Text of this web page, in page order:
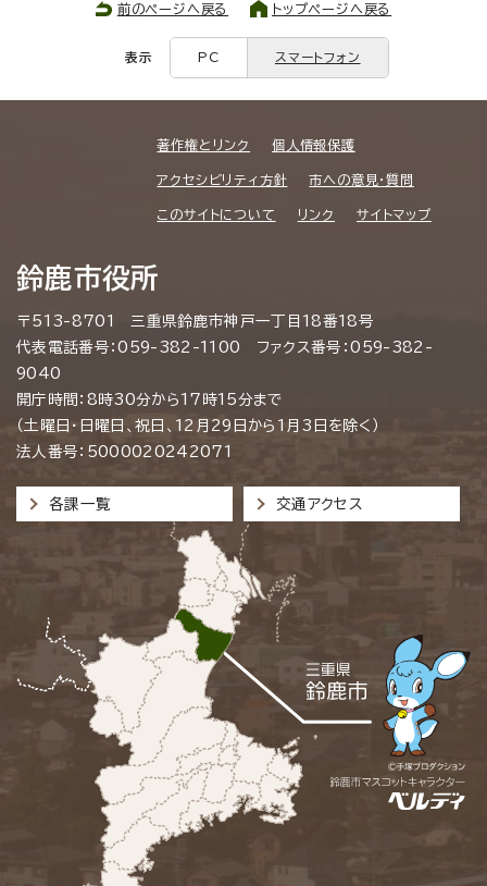
前のページへ戻る トップページへ戻る
表示 PC スマートフォン
著作権とリンク 個人情報保護
アクセシビリティ方針 市への意見・質問
このサイトについて リンク サイトマップ
鈴鹿市役所
〒513-8701 三重県鈴鹿市神戸一丁目18番18号
代表電話番号：059-382-1100 ファクス番号：059-382-
9040
開庁時間：8時30分から17時15分まで
（土曜日・日曜日、祝日、12月29日から1月3日を除く）
法人番号：5000020242071
各課一覧 交通アクセス